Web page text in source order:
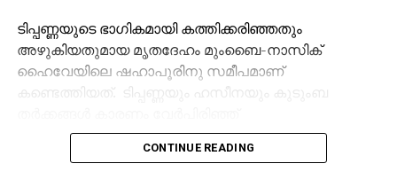
ടിപ്പണ്ണയുടെ ഭാഗികമായി കത്തിക്കരിഞ്ഞതും
അഴുകിയതുമായ മൃതദേഹം മുംബൈ-നാസിക്
ഹൈവേയിലെ ഷഹാപൂരിനു സമീപമാണ്
കണ്ടെത്തിയത്. ടിപ്പണ്ണയും ഹസീനയും കുടുംബ
താമസിക്കുകയായിരുന്നു. ഇതിനുപിന്നാലെ ഹസീന
ടിപ്പണ്ണയോട് വിവാഹമോചനം ആവശ്യപ്പെട്ടു. എന്നാല്‍
CONTINUE READING